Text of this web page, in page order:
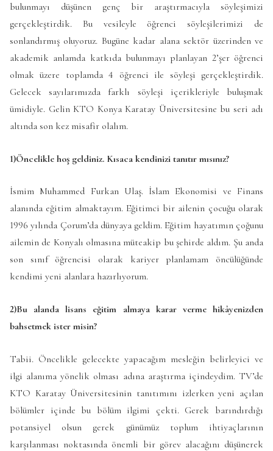
bulunmayı düşünen genç bir araştırmacıyla söyleşimizi
gerçekleştirdik. Bu vesileyle öğrenci söyleşilerimizi de
sonlandırmış oluyoruz. Bugüne kadar alana sektör üzerinden ve
akademik anlamda katkıda bulunmayı planlayan 2’şer öğrenci
olmak üzere toplamda 4 öğrenci ile söyleşi gerçekleştirdik.
Gelecek sayılarımızda farklı söyleşi içerikleriyle buluşmak
ümidiyle. Gelin KTO Konya Karatay Üniversitesine bu seri adı
altında son kez misafir olalım.
1)Öncelikle hoş geldiniz. Kısaca kendinizi tanıtır mısınız?
İsmim Muhammed Furkan Ulaş. İslam Ekonomisi ve Finans
alanında eğitim almaktayım. Eğitimci bir ailenin çocuğu olarak
1996 yılında Çorum’da dünyaya geldim. Eğitim hayatımın çoğunu
ailemin de Konyalı olmasına müteakip bu şehirde aldım. Şu anda
son sınıf öğrencisi olarak kariyer planlamam öncülüğünde
kendimi yeni alanlara hazırlıyorum.
2)Bu alanda lisans eğitim almaya karar verme hikâyenizden
bahsetmek ister misin?
Tabii. Öncelikle gelecekte yapacağım mesleğin belirleyici ve
ilgi alanıma yönelik olması adına araştırma içindeydim. TV’de
KTO Karatay Üniversitesinin tanıtımını izlerken yeni açılan
bölümler içinde bu bölüm ilgimi çekti. Gerek barındırdığı
potansiyel olsun gerek günümüz toplum ihtiyaçlarının
karşılanması noktasında önemli bir görev alacağını düşünerek